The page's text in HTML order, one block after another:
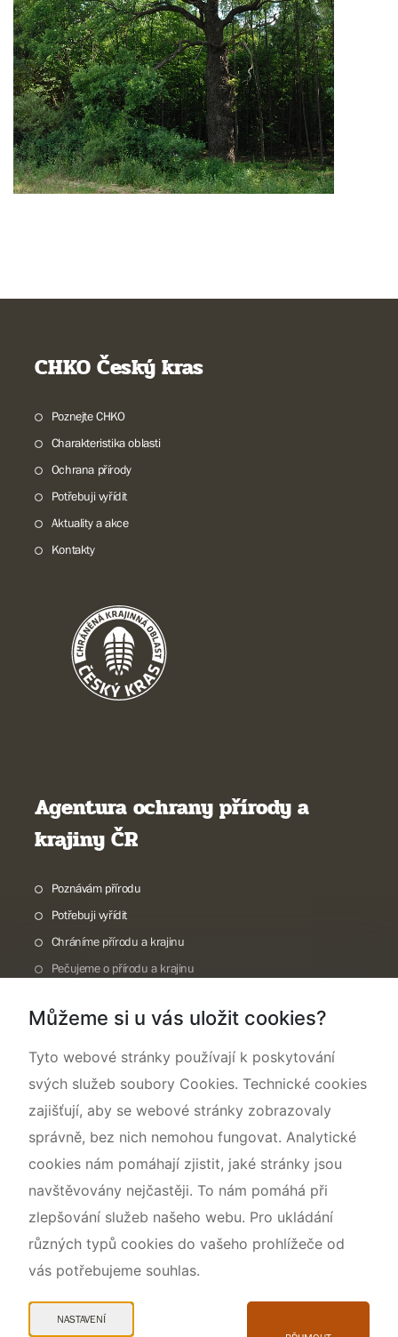
CHKO Český kras
Poznejte CHKO
Charakteristika oblasti
Ochrana přírody
Potřebuji vyřídit
Aktuality a akce
Kontakty
Agentura ochrany přírody a
krajiny ČR
Poznávám přírodu
Potřebuji vyřídit
Chráníme přírodu a krajinu
Pečujeme o přírodu a krajinu
O nás
Můžeme si u vás uložit cookies?
Tyto webové stránky používají k poskytování
svých služeb soubory Cookies. Technické cookies
zajišťují, aby se webové stránky zobrazovaly
správně, bez nich nemohou fungovat. Analytické
cookies nám pomáhají zjistit, jaké stránky jsou
navštěvovány nejčastěji. To nám pomáhá při
zlepšování služeb našeho webu. Pro ukládání
různých typů cookies do vašeho prohlížeče od
vás potřebujeme souhlas.
NASTAVENÍ